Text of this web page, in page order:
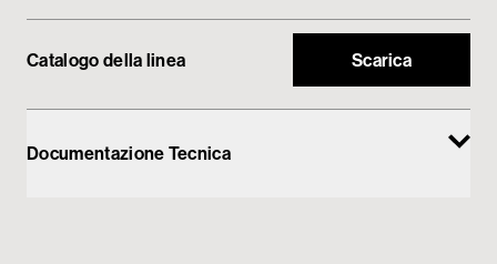
Catalogo della linea Scarica
Documentazione Tecnica